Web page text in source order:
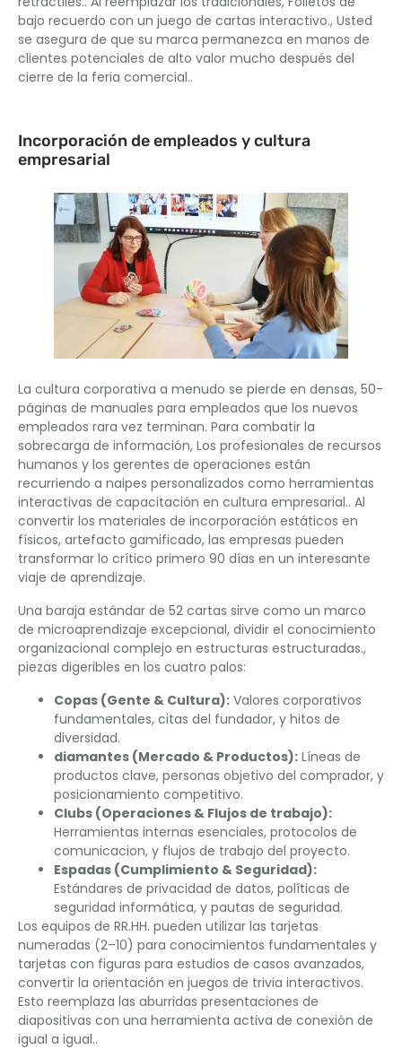
bajo recuerdo con un juego de cartas interactivo., Usted
se asegura de que su marca permanezca en manos de
clientes potenciales de alto valor mucho después del
cierre de la feria comercial..
Incorporación de empleados y cultura
empresarial
La cultura corporativa a menudo se pierde en densas, 50-
páginas de manuales para empleados que los nuevos
empleados rara vez terminan. Para combatir la
sobrecarga de información, Los profesionales de recursos
humanos y los gerentes de operaciones están
recurriendo a naipes personalizados como herramientas
interactivas de capacitación en cultura empresarial.. Al
convertir los materiales de incorporación estáticos en
físicos, artefacto gamificado, las empresas pueden
transformar lo crítico primero 90 días en un interesante
viaje de aprendizaje.
Una baraja estándar de 52 cartas sirve como un marco
de microaprendizaje excepcional, dividir el conocimiento
organizacional complejo en estructuras estructuradas.,
piezas digeribles en los cuatro palos:
Copas (Gente & Cultura): Valores corporativos
fundamentales, citas del fundador, y hitos de
diversidad.
diamantes (Mercado & Productos): Líneas de
productos clave, personas objetivo del comprador, y
posicionamiento competitivo.
Clubs (Operaciones & Flujos de trabajo):
Herramientas internas esenciales, protocolos de
comunicacion, y flujos de trabajo del proyecto.
Espadas (Cumplimiento & Seguridad):
Estándares de privacidad de datos, políticas de
seguridad informática, y pautas de seguridad.
Los equipos de RR.HH. pueden utilizar las tarjetas
numeradas (2–10) para conocimientos fundamentales y
tarjetas con figuras para estudios de casos avanzados,
convertir la orientación en juegos de trivia interactivos.
Esto reemplaza las aburridas presentaciones de
diapositivas con una herramienta activa de conexión de
igual a igual..